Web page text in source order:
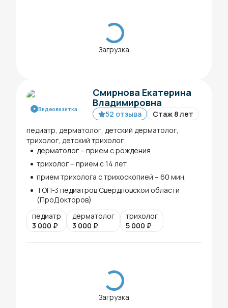
Загрузка
Видеовизитка
Смирнова Екатерина
Владимировна
52 отзыва
Стаж 8 лет
педиатр, дерматолог, детский дерматолог,
трихолог, детский трихолог
дерматолог – прием с рождения
трихолог – прием с 14 лет
прием трихолога с трихоскопией – 60 мин.
ТОП-3 педиатров Свердловской области
(ПроДокторов)
педиатр
3 000 ₽
дерматолог
3 000 ₽
трихолог
5 000 ₽
Загрузка